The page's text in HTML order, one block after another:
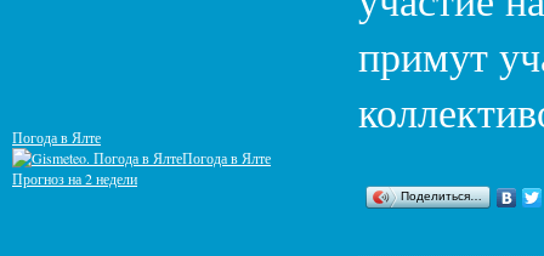
примут
Поделиться…
Погода в Ялте
Погода в Ялте
Прогноз на 2 недели